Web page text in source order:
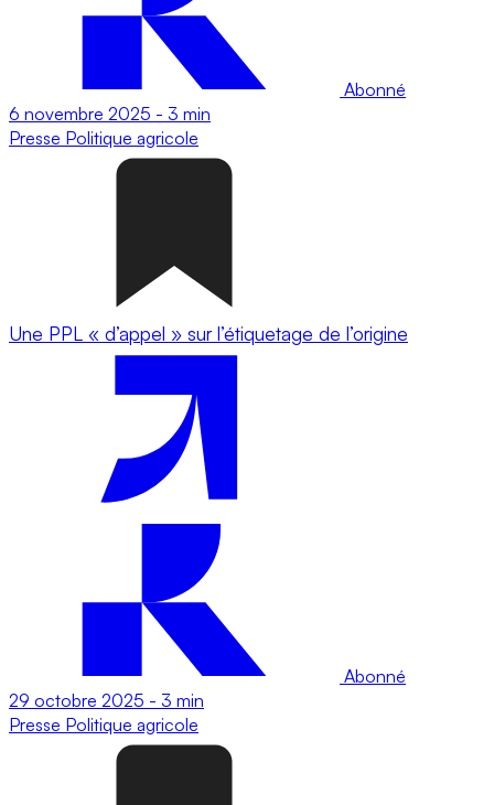
Abonné
6 novembre 2025 - 3 min
Presse Politique agricole
Une PPL « d’appel » sur l’étiquetage de l’origine
Abonné
29 octobre 2025 - 3 min
Presse Politique agricole